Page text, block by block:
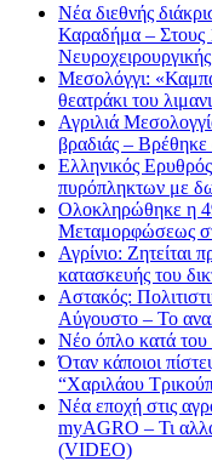
Νέα διεθνής
Καραδήμα – Στους
Μεσολόγγι:
θεατράκι του
Αγριλιά
βραδιάς –
Ελληνικός
πυρόπληκτων με
Ολοκληρώθηκε η
Μεταμορφώσεως
Αγρίνιο: Ζητείται
κατασκευής του
Αστακός:
Αύγουστο – Το
Νέο όπλο κατά του
Όταν κάποιοι
“Χαριλάου
Νέα εποχή στις
myAGRO – Τι
(VIDEO)